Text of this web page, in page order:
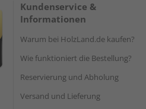
Kundenservice &
Informationen
Warum bei HolzLand.de kaufen?
Wie funktioniert die Bestellung?
Reservierung und Abholung
Versand und Lieferung